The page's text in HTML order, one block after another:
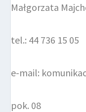
Małgorzata
tel.: 44 736 15 05
e-mail:
pok. 08